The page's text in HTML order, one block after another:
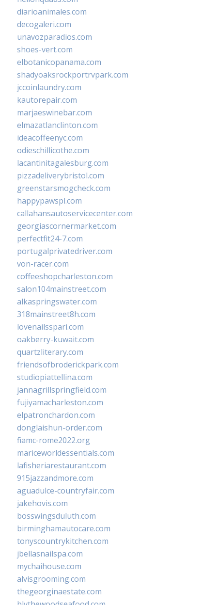
diarioanimales.com
decogaleri.com
unavozparadios.com
shoes-vert.com
elbotanicopanama.com
shadyoaksrockportrvpark.com
jccoinlaundry.com
kautorepair.com
marjaeswinebar.com
elmazatlanclinton.com
ideacoffeenyc.com
odieschillicothe.com
lacantinitagalesburg.com
pizzadeliverybristol.com
greenstarsmogcheck.com
happypawspl.com
callahansautoservicecenter.com
georgiascornermarket.com
perfectfit24-7.com
portugalprivatedriver.com
von-racer.com
coffeeshopcharleston.com
salon104mainstreet.com
alkaspringswater.com
318mainstreet8h.com
lovenailsspari.com
oakberry-kuwait.com
quartzliterary.com
friendsofbroderickpark.com
studiopiattellina.com
jannagrillspringfield.com
fujiyamacharleston.com
elpatronchardon.com
donglaishun-order.com
fiamc-rome2022.org
mariceworldessentials.com
lafisheriarestaurant.com
915jazzandmore.com
aguadulce-countryfair.com
jakehovis.com
bosswingsduluth.com
birminghamautocare.com
tonyscountrykitchen.com
jbellasnailspa.com
mychaihouse.com
alvisgrooming.com
thegeorginaestate.com